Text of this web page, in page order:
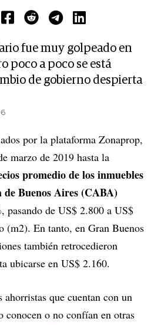
fue muy golpeado en
poco a poco se está
de gobierno despierta
por la plataforma Zonaprop,
marzo de 2019 hasta la
promedio de los inmuebles
Buenos Aires (CABA)
, pasando de US$ 2.800 a US$
(m2). En tanto, en Gran Buenos
también retrocedieron
ubicarse en US$ 2.160.
ahorristas que cuentan con un
o no confían en otras